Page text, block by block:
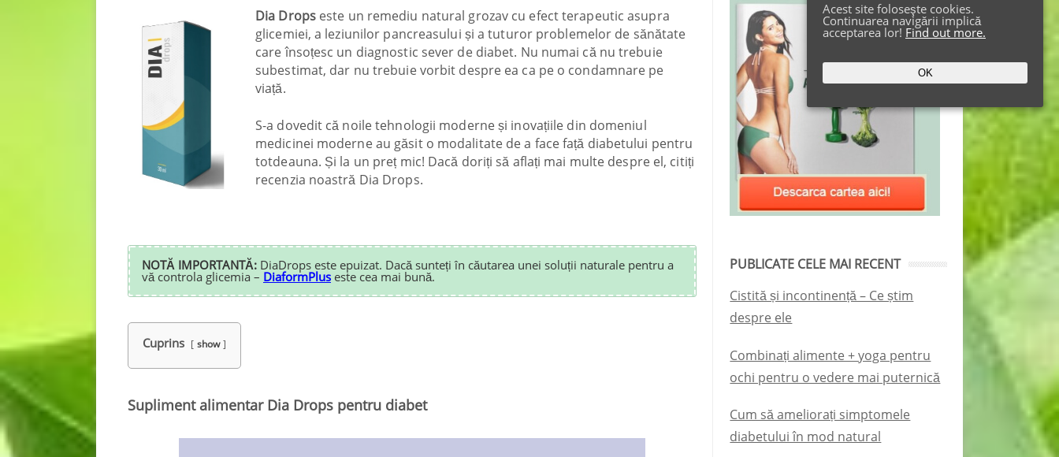
Dia Dropseste un remediu natural grozav cu efect terapeutic asupra
glicemiei, a leziunilor pancreasului și a tuturor problemelor de sănătate
care însoțesc un diagnostic sever de diabet. Nu numai că nu trebuie
subestimat, dar nu trebuie vorbit despre ea ca pe o condamnare pe
viață.
S-a dovedit că noile tehnologii moderne și inovațiile din domeniul
medicinei moderne au găsit o modalitate de a face față diabetului pentru
totdeauna. Și la un preț mic! Dacă doriți să aflați mai multe despre el, citiți
recenzia noastră Dia Drops.
NOTĂ IMPORTANTĂ: DiaDrops este epuizat. Dacă sunteți în căutarea unei soluții naturale pentru a
vă controla glicemia – DiaformPlus este cea mai bună.
Cuprins show
Supliment alimentar Dia Drops pentru diabet
PUBLICATE CELE MAI RECENT
Cistită și incontinență – Ce știm
despre ele
Combinați alimente + yoga pentru
ochi pentru o vedere mai puternică
Cum să ameliorați simptomele
diabetului în mod natural
Acest site foloseşte cookies.
Continuarea navigării implică
acceptarea lor! Find out more.
OK